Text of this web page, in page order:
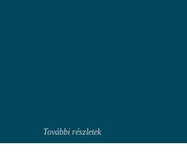
További részletek